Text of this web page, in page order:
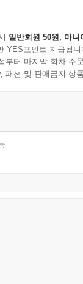
일반회원 50원, 마니
YES포인트 지급됩니
부터 마지막 회차 주
패션 및 판매금지 상